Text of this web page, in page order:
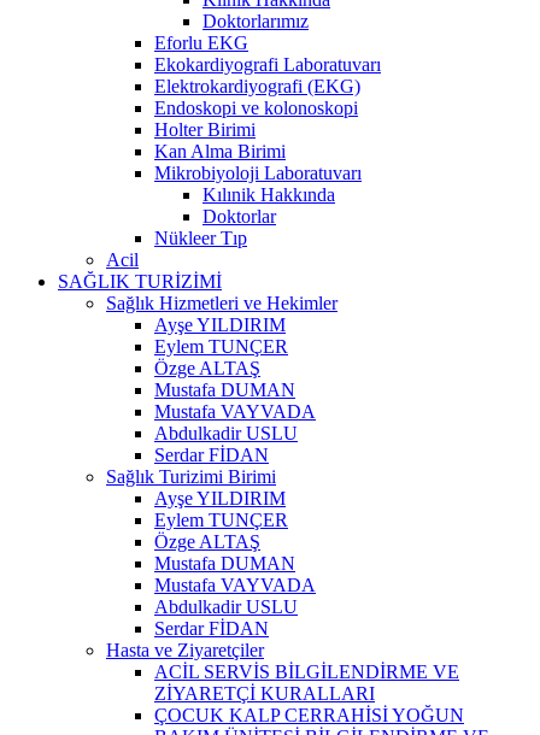
Doktorlarımız
Eforlu EKG
Ekokardiyografi Laboratuvarı
Elektrokardiyografi (EKG)
Endoskopi ve kolonoskopi
Holter Birimi
Kan Alma Birimi
Mikrobiyoloji Laboratuvarı
Kılınik Hakkında
Doktorlar
Nükleer Tıp
Acil
SAĞLIK TURİZİMİ
Sağlık Hizmetleri ve Hekimler
Ayşe YILDIRIM
Eylem TUNÇER
Özge ALTAŞ
Mustafa DUMAN
Mustafa VAYVADA
Abdulkadir USLU
Serdar FİDAN
Sağlık Turizimi Birimi
Ayşe YILDIRIM
Eylem TUNÇER
Özge ALTAŞ
Mustafa DUMAN
Mustafa VAYVADA
Abdulkadir USLU
Serdar FİDAN
Hasta ve Ziyaretçiler
ACİL SERVİS BİLGİLENDİRME VE
ZİYARETÇİ KURALLARI
ÇOCUK KALP CERRAHİSİ YOĞUN